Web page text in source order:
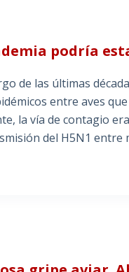
podría
de las últimas
entre aves
la vía de contagio
del H5N1 entre